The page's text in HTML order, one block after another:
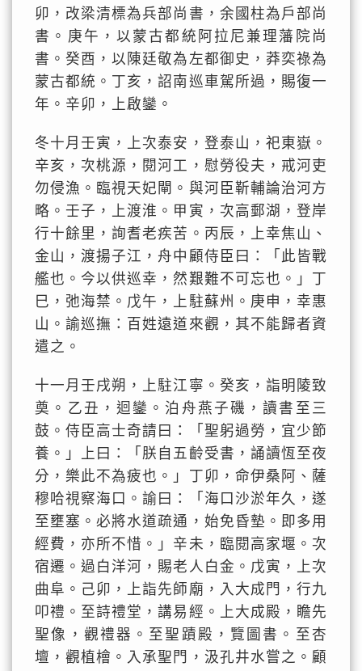
卯，改梁清標為兵部尚書，余國柱為戶部尚
書。庚午，以蒙古都統阿拉尼兼理藩院尚
書。癸酉，以陳廷敬為左都御史，莽奕祿為
蒙古都統。丁亥，詔南巡車駕所過，賜復一
年。辛卯，上啟鑾。
冬十月壬寅，上次泰安，登泰山，祀東嶽。
辛亥，次桃源，閱河工，慰勞役夫，戒河吏
勿侵漁。臨視天妃閘。與河臣靳輔論治河方
略。壬子，上渡淮。甲寅，次高郵湖，登岸
行十餘里，詢耆老疾苦。丙辰，上幸焦山、
金山，渡揚子江，舟中顧侍臣曰：「此皆戰
艦也。今以供巡幸，然艱難不可忘也。」丁
巳，弛海禁。戊午，上駐蘇州。庚申，幸惠
山。諭巡撫：百姓遠道來觀，其不能歸者資
遣之。
十一月壬戌朔，上駐江寧。癸亥，詣明陵致
奠。乙丑，迴鑾。泊舟燕子磯，讀書至三
鼓。侍臣高士奇請曰：「聖躬過勞，宜少節
養。」上曰：「朕自五齡受書，誦讀恆至夜
分，樂此不為疲也。」丁卯，命伊桑阿、薩
穆哈視察海口。諭曰：「海口沙淤年久，遂
至壅塞。必將水道疏通，始免昏墊。即多用
經費，亦所不惜。」辛未，臨閱高家堰。次
宿遷。過白洋河，賜老人白金。戊寅，上次
曲阜。己卯，上詣先師廟，入大成門，行九
叩禮。至詩禮堂，講易經。上大成殿，瞻先
聖像，觀禮器。至聖蹟殿，覽圖書。至杏
壇，觀植檜。入承聖門，汲孔井水嘗之。顧